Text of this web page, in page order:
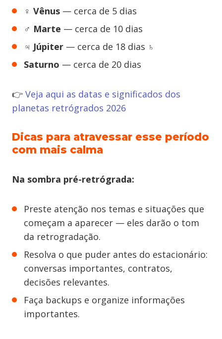
♀️ Vênus — cerca de 5 dias
♂️ Marte — cerca de 10 dias
♃ Júpiter — cerca de 18 dias ♄
Saturno — cerca de 20 dias
👉 Veja aqui as datas e significados dos
planetas retrógrados 2026
Dicas para atravessar esse período
com mais calma
Na sombra pré-retrógrada:
Preste atenção nos temas e situações que
começam a aparecer — eles darão o tom
da retrogradação.
Resolva o que puder antes do estacionário:
conversas importantes, contratos,
decisões relevantes.
Faça backups e organize informações
importantes.